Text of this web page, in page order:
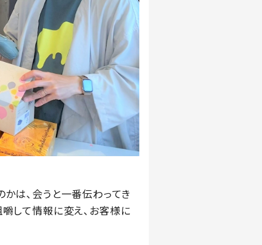
は、会うと一番伝わってき
して情報に変え、お客様に